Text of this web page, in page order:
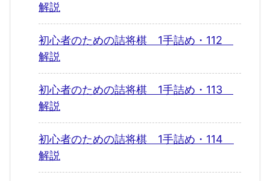
解説
初心者のための詰将棋 1手詰め・112
解説
初心者のための詰将棋 1手詰め・113
解説
初心者のための詰将棋 1手詰め・114
解説